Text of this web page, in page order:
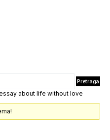
about life without love